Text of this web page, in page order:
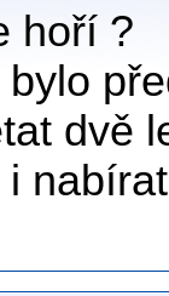
hoří ?
dvě